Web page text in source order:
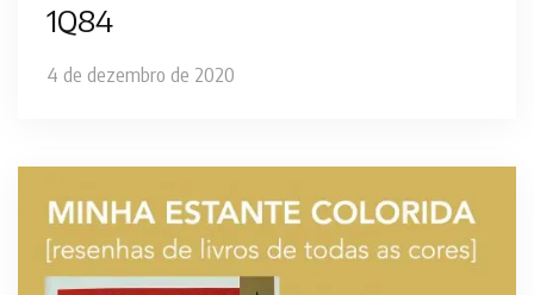
1Q84
4 de dezembro de 2020